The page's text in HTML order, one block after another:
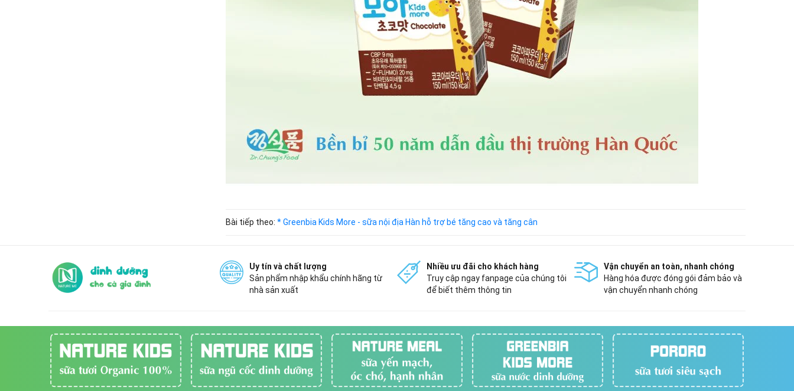
Bài tiếp theo: * Greenbia Kids More - sữa nội địa Hàn hỗ trợ bé tăng cao và tăng cân
Uy tín và chất lượng
Sản phẩm nhập khẩu chính hãng từ
nhà sản xuất
Nhiều ưu đãi cho khách hàng
Truy cập ngay fanpage của chúng tôi
để biết thêm thông tin
Vận chuyển an toàn, nhanh chóng
Hàng hóa được đóng gói đảm bảo và
vận chuyển nhanh chóng